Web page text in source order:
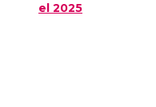
el 2025